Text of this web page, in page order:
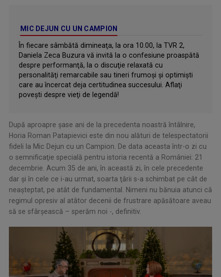
MIC DEJUN CU UN CAMPION
În fiecare sâmbătă dimineaţa, la ora 10.00, la TVR 2,
Daniela Zeca Buzura vă invită la o confesiune proaspătă
despre performanţă, la o discuţie relaxată cu
personalităţi remarcabile sau tineri frumoşi şi optimişti
care au încercat deja certitudinea succesului. Aflaţi
poveşti despre vieţi de legendă!
După aproapre şase ani de la precedenta noastră întâlnire,
Horia Roman Patapievici este din nou alături de telespectatorii
fideli la Mic Dejun cu un Campion. De data aceasta într-o zi cu
o semnificaţie specială pentru istoria recentă a României: 21
decembrie. Acum 35 de ani, în această zi, în cele precedente
dar şi în cele ce i-au urmat, soarta ţării s-a schimbat pe cât de
neaşteptat, pe atât de fundamental. Nimeni nu bănuia atunci că
regimul opresiv al atâtor decenii de frustrare apăsătoare aveau
să se sfârşească – sperăm noi -, definitiv.